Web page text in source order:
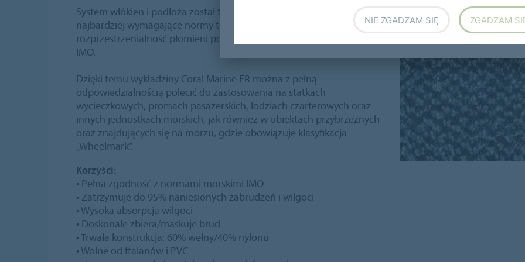
System włókien i podłoża został tak opracowany, aby spełnił
najbardziej wymagające normy toksyczności dymu oraz niską
rozprzestrzenialność płomieni potwierdzone uzyskaniem „Wheelmark”
IMO.
Dzięki temu wykładziny Coral Marine FR można z pełną
odpowiedzialnością polecić do zastosowania na statkach
wycieczkowych, promach pasażerskich, łodziach czarterowych oraz
innych jednostkach morskich, jak również w obiektach przybrzeżnych
oraz znajdujących się na morzu, gdzie obowiązuje klasyfikacja
„Wheelmark”.
Korzyści:
• Pełna zgodność z normami morskimi IMO
• Zatrzymuje do 95% naniesionych zabrudzeń i wilgoci
• Wysoka absorpcja wilgoci
• Doskonale zbiera/maskuje brud
• Trwała konstrukcja: 60% wełny/40% nylonu
• Wolne od ftalanów i PVC
NIE ZGADZAM SIĘ ZGADZAM